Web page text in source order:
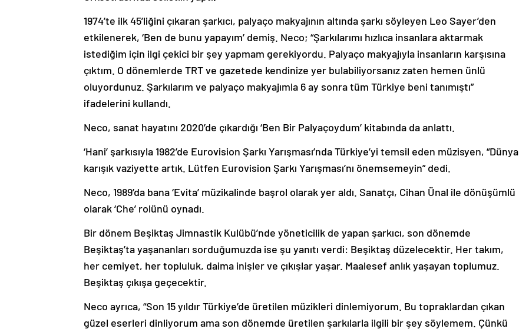
1974’te ilk 45’liğini çıkaran şarkıcı, palyaço makyajının altında şarkı söyleyen Leo Sayer’den
etkilenerek, ‘Ben de bunu yapayım’ demiş. Neco; “Şarkılarımı hızlıca insanlara aktarmak
istediğim için ilgi çekici bir şey yapmam gerekiyordu. Palyaço makyajıyla insanların karşısına
çıktım. O dönemlerde TRT ve gazetede kendinize yer bulabiliyorsanız zaten hemen ünlü
oluyordunuz. Şarkılarım ve palyaço makyajımla 6 ay sonra tüm Türkiye beni tanımıştı”
ifadelerini kullandı.
Neco, sanat hayatını 2020’de çıkardığı ‘Ben Bir Palyaçoydum’ kitabında da anlattı.
‘Hani’ şarkısıyla 1982’de Eurovision Şarkı Yarışması’nda Türkiye’yi temsil eden müzisyen, “Dünya
karışık vaziyette artık. Lütfen Eurovision Şarkı Yarışması’nı önemsemeyin” dedi.
Neco, 1989’da bana ‘Evita’ müzikalinde başrol olarak yer aldı. Sanatçı, Cihan Ünal ile dönüşümlü
olarak ‘Che’ rolünü oynadı.
Bir dönem Beşiktaş Jimnastik Kulübü’nde yöneticilik de yapan şarkıcı, son dönemde
Beşiktaş’ta yaşananları sorduğumuzda ise şu yanıtı verdi: Beşiktaş düzelecektir. Her takım,
her cemiyet, her topluluk, daima inişler ve çıkışlar yaşar. Maalesef anlık yaşayan toplumuz.
Beşiktaş çıkışa geçecektir.
Neco ayrıca, “Son 15 yıldır Türkiye’de üretilen müzikleri dinlemiyorum. Bu topraklardan çıkan
güzel eserleri dinliyorum ama son dönemde üretilen şarkılarla ilgili bir şey söylemem. Çünkü